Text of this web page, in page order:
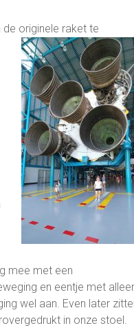
originele raket te
mee met een
en eentje met
wel aan. Even later
in onze stoel.